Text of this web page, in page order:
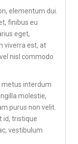
elementum dui.
finibus eu
eget,
viverra est, at
nisl commodo
metus interdum
molestie,
purus non velit.
id, tristique
vestibulum